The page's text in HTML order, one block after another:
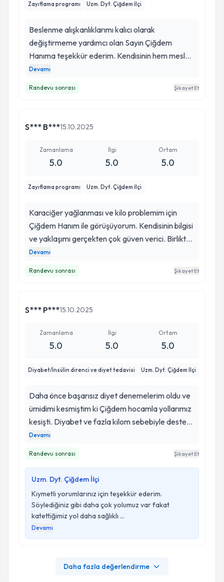
Zayıflama programı Uzm. Dyt. Çiğdem İlçi
Beslenme alışkanlıklarımı kalıcı olarak
değiştirmeme yardımcı olan Sayın Çiğdem
Hanıma teşekkür ederim. Kendisinin hem mesleki
bilgisi hem de danışanına yaklaşımı son derece
Devamı
Randevu sonrası Şikayet Et
S*** B***15.10.2025
Zamanlama
5.0
İlgi
5.0
Ortam
5.0
Zayıflama programı Uzm. Dyt. Çiğdem İlçi
Karaciğer yağlanması ve kilo problemim için
Çiğdem Hanım ile görüşüyorum. Kendisinin bilgisi
ve yaklaşımı gerçekten çok güven verici. Birlikte
bana uygun bir beslenme programı hazırladık ve
Devamı
Randevu sonrası Şikayet Et
S*** P***15.10.2025
Zamanlama
5.0
İlgi
5.0
Ortam
5.0
Diyabet/İnsülin direnci ve diyet tedavisi Uzm. Dyt. Çiğdem İlçi
Daha önce başarısız diyet denemelerim oldu ve
ümidimi kesmiştim ki Çiğdem hocamla yollarımız
kesişti. Diyabet ve fazla kilom sebebiyle destek
alıyorum. Hem çok profesyonel hem de hastayı
değerlerim önemli ölçüde iyileşti. Kilo vermenin
Daha çok yolumuz var ama iyi ki Çiğdem Hanım
diyorum
Devamı
Randevu sonrası Şikayet Et
Uzm. Dyt. Çiğdem İlçi
Kıymetli yorumlarınız için teşekkür ederim.
Söylediğiniz gibi daha çok yolumuz var fakat
katettiğimiz yol daha sağlıklı ...
Devamı
Daha fazla değerlendirme